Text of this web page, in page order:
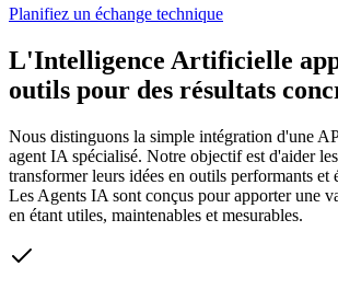
Planifiez un échange technique
L'Intelligence Artificielle
outils pour des résultats
Nous distinguons la simple intégration d'une
agent IA spécialisé. Notre objectif est d'aider
transformer leurs idées en outils performants
Les Agents IA sont conçus pour apporter une
en étant utiles, maintenables et mesurables.